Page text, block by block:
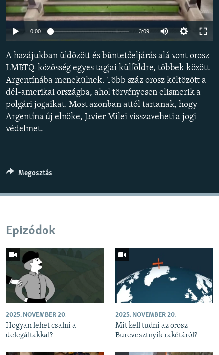
VILÁG
KLÍMAVÁLTOZÁS
A MÚLT TANULSÁGAI
KÖVESSEN MINKET!
Valamennyi RFE/RL weboldal
0:00 3:09
360p
480p
1080p
A hazájukban üldözött és büntetőeljárás alá vont orosz
LMBTQ-közösség egyes tagjai külföldre, többek között
Argentínába menekülnek. Több száz orosz költözött a
dél-amerikai országba, ahol törvényesen elismerik a
polgári jogaikat. Most azonban attól tartanak, hogy
Argentína új elnöke, Javier Milei visszaveheti a jogi
védelmet.
Megosztás
Epizódok
2025. NOVEMBER 20.
Hogyan lehet csalni a
delegáltakkal?
2025. NOVEMBER 20.
Mit kell tudni az orosz
Burevesztnyik rakétáról?